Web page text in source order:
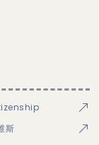
斯